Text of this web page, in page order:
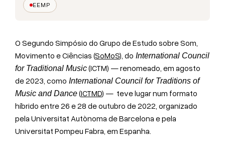
EEMP
O Segundo Simpósio do Grupo de Estudo sobre Som,
Movimento e Ciências (SoMoS), do International Council
for Traditional Music(ICTM) — renomeado, em agosto
de 2023, como International Council for Traditions of
Music and Dance(ICTMD) — teve lugar num formato
híbrido entre 26 e 28 de outubro de 2022, organizado
pela Universitat Autònoma de Barcelona e pela
Universitat Pompeu Fabra, em Espanha.